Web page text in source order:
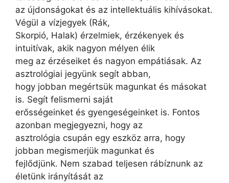
az újdonságokat és az intellektuális kihívásokat.
Végül a vízjegyek (Rák,
Skorpió, Halak) érzelmiek, érzékenyek és
intuitívak, akik nagyon mélyen élik
meg az érzéseiket és nagyon empátiásak. Az
asztrológiai jegyünk segít abban,
hogy jobban megértsük magunkat és másokat
is. Segít felismerni saját
erősségeinket és gyengeségeinket is. Fontos
azonban megjegyezni, hogy az
asztrológia csupán egy eszköz arra, hogy
jobban megismerjük magunkat és
fejlődjünk. Nem szabad teljesen rábíznunk az
életünk irányítását az